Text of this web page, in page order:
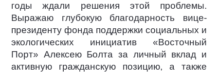
годы ждали решения этой проблемы.
Выражаю глубокую благодарность вице-
президенту фонда поддержки социальных и
экологических инициатив «Восточный
Порт» Алексею Болта за личный вклад и
активную гражданскую позицию, а также